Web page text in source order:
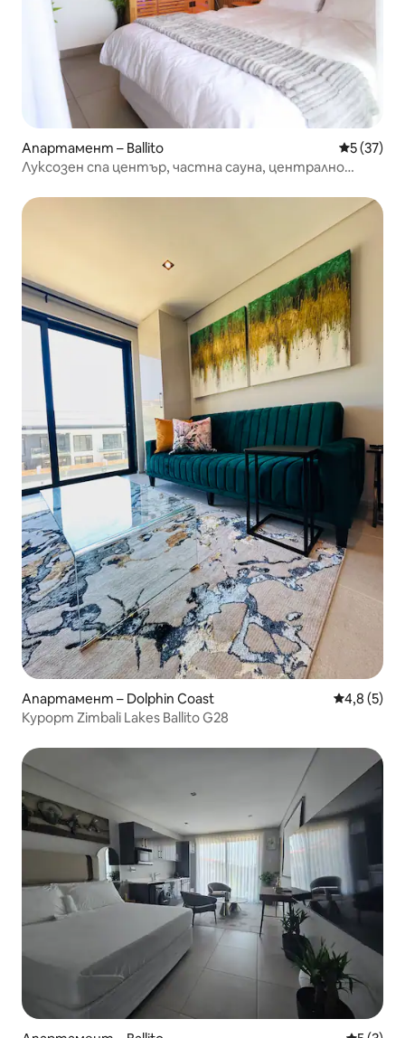
Апартамент – Ballito Средна
5 (37)
Луксозен спа център, частна сауна, централно
Апартамент – Dolphin Coast Средна
4,8 (5)
Курорт Zimbali Lakes Ballito G28